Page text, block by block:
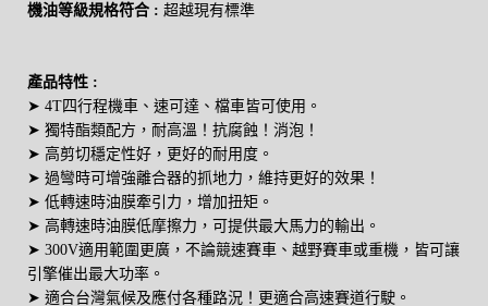
機油等級規格符合 : 超越現有標準
產品特性 :
➤ 4T四行程機車、速可達、檔車皆可使用 。
➤ 獨特酯類配方，耐高溫！抗腐蝕！消泡！
➤ 高剪切穩定性好 ， 更好的耐用度。
➤ 過彎時可增強離合器的抓地力，維持更好的效果 ！
➤ 低轉速時油膜牽引力，增加扭矩 。
➤ 高轉速時油膜低摩擦力，可提供最大馬力的輸出。
➤ 300V適用範圍更廣，不論競速賽車、越野賽車或重機，皆可讓
引擎催出最大功率。
➤ 適合台灣氣候及應付各種路況！更適合高速賽道行駛。